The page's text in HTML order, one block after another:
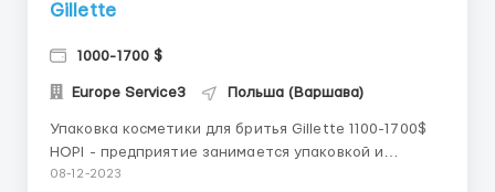
Gillette
1000-1700 $
Europe Service3 Польша (Варшава)
Упаковка косметики для бритья Gillette 1100-1700$
HOPI - предприятие занимается упаковкой и
формированием заказов таких марок Douglas, P&G
08-12-2023